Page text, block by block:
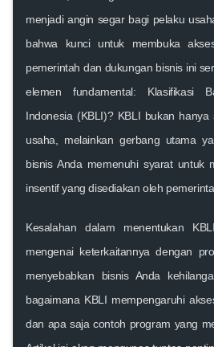
menjadi angin segar bagi pelaku
bahwa kunci untuk membuka
pemerintah dan dukungan bisnisini
elemen fundamental: Klasifikasi
Indonesia (KBLI)? KBLI bukan hanya
usaha, melainkan gerbang utama
bisnis Anda memenuhi syarat untuk
insentifyang disediakan oleh
Kesalahan dalam menentukan
mengenai keterkaitannya dengan
menyebabkan bisnis Anda
bagaimana KBLI mempengaruhi
dan apa saja contoh program yang